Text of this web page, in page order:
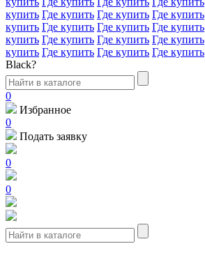
купить Где купить Где купить Где купить
купить Где купить Где купить Где купить
купить Где купить Где купить Где купить
купить Где купить Где купить Где купить
Black?
0
Избранное
0
Подать заявку
0
0